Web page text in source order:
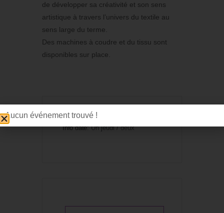
de développer sa créativité et son sens
artistique à travers l’univers du textile au
sens large du terme.
Des machines à coudre et du tissu sont
disponibles sur place.
Info date:Un jeudi / deux
Aucun événement trouvé !